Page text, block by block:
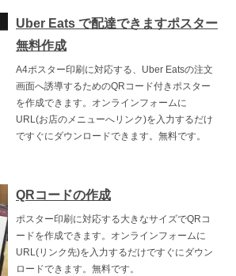
Uber Eats で配達できますポスター
無料作成
A4ポスター印刷に対応する、Uber Eatsの注文
画面へ誘導するためのQRコード付きポスター
を作成できます。オンラインフォームに
URL(お店のメニューへリンク)を入力するだけ
ですぐにダウンロードできます。無料です。
QRコードの作成
ポスター印刷に対応する大きなサイズでQRコ
ードを作成できます。オンラインフォームに
URL(リンク先)を入力するだけですぐにダウン
ロードできます。無料です。